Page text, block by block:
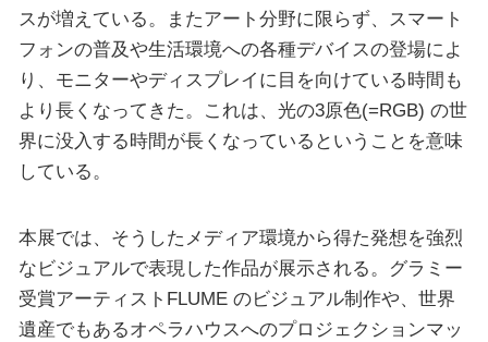
スが増えている。またアート分野に限らず、スマート
フォンの普及や生活環境への各種デバイスの登場によ
り、モニターやディスプレイに目を向けている時間も
より長くなってきた。これは、光の3原色(=RGB) の世
界に没入する時間が長くなっているということを意味
している。
本展では、そうしたメディア環境から得た発想を強烈
なビジュアルで表現した作品が展示される。グラミー
受賞アーティストFLUME のビジュアル制作や、世界
遺産でもあるオペラハウスへのプロジェクションマッ